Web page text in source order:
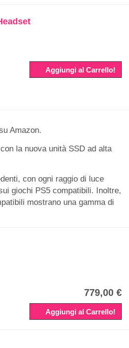
Aggiungi al Carrello!
Amazon.
la nuova unità SSD ad alta
con ogni raggio di luce
giochi PS5 compatibili. Inoltre,
mostrano una gamma di
779,00 €
Aggiungi al Carrello!